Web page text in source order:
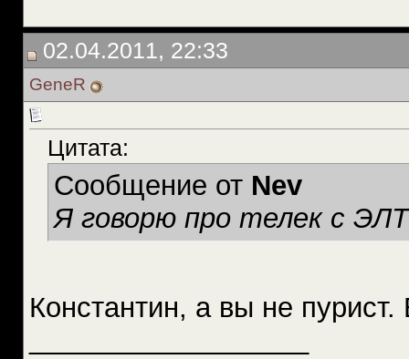
02.04.2011, 22:33
GeneR
Цитата:
Сообщение от Nev
Я говорю про телек с ЭЛТ
Константин, а вы не